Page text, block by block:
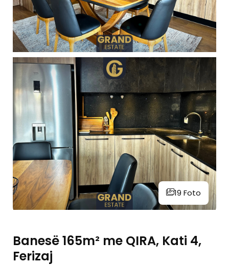
19 Foto
Banesë 165m² me QIRA, Kati 4,
Ferizaj